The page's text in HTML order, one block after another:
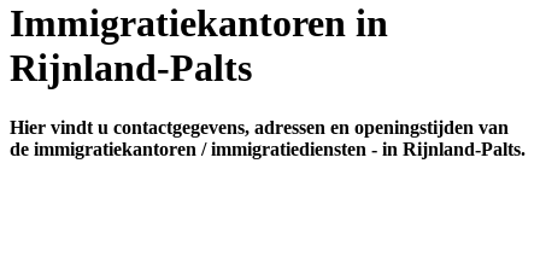
Immigratiekantoren in
Rijnland-Palts
Hier vindt u contactgegevens, adressen en openingstijden van
de immigratiekantoren / immigratiediensten - in Rijnland-Palts.